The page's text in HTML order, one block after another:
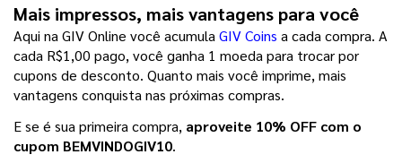
Mais impressos, mais vantagens para você
Aqui na GIV Online você acumula GIV Coins a cada compra. A
cada R$1,00 pago, você ganha 1 moeda para trocar por
cupons de desconto. Quanto mais você imprime, mais
vantagens conquista nas próximas compras.
E se é sua primeira compra, aproveite 10% OFF com o
cupom BEMVINDOGIV10.